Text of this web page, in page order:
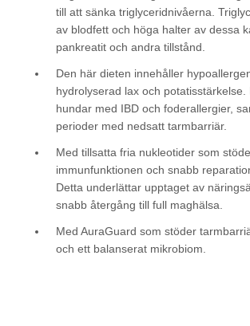
till att sänka triglyceridnivåerna.
av blodfett och höga halter av dessa
pankreatit och andra tillstånd.
Den här dieten innehåller
hydrolyserad lax och potatisstärkelse.
hundar med IBD och foderallergier,
perioder med nedsatt tarmbarriär.
Med tillsatta fria nukleotider som
immunfunktionen och snabb
Detta underlättar upptaget av
snabb återgång till full maghälsa.
Med AuraGuard som stöder
och ett balanserat mikrobiom.